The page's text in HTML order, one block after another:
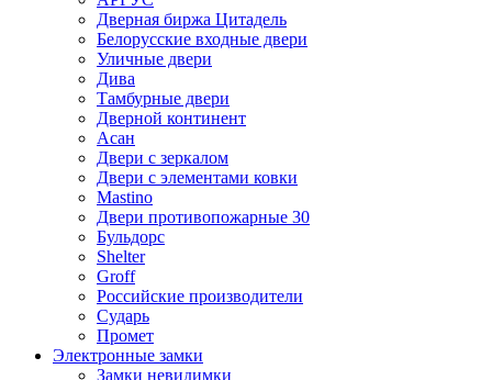
Дверная биржа Цитадель
Белорусские входные двери
Уличные двери
Дива
Тамбурные двери
Дверной континент
Асан
Двери с зеркалом
Двери с элементами ковки
Mastino
Двери противопожарные 30
Бульдорс
Shelter
Groff
Российские производители
Сударь
Промет
Электронные замки
Замки невидимки